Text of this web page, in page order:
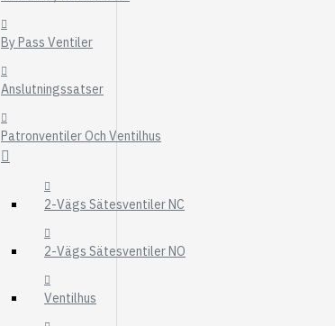
FILTER
BRÄNSLEFILTER
HYDRAULFILTER
By Pass Ventiler
Anslutningssatser
Patronventiler Och Ventilhus
2-Vägs Sätesventiler NC
2-Vägs Sätesventiler NO
Ventilhus